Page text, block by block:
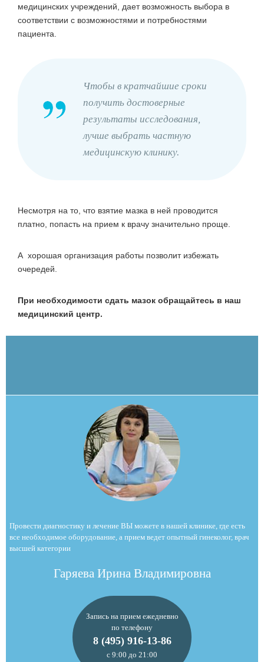
медицинских учреждений, дает возможность выбора в
соответствии с возможностями и потребностями
пациента.
Чтобы в кратчайшие сроки
получить достоверные
результаты исследования,
лучше выбрать частную
медицинскую клинику.
Несмотря на то, что взятие мазка в ней проводится
платно, попасть на прием к врачу значительно проще.
А хорошая организация работы позволит избежать
очередей.
При необходимости сдать мазок обращайтесь в наш
медицинский центр.
Провести диагностику и лечение ВЫ можете в нашей клинике, где есть
все необходимое оборудование, а прием ведет опытный гинеколог, врач
высшей категории
Гаряева Ирина Владимировна
Запись на прием ежедневно
по телефону
8 (495) 916-13-86
с 9:00 до 21:00